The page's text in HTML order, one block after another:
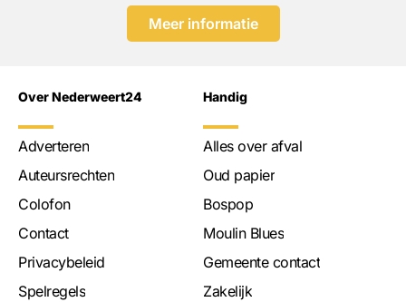
Meer informatie
Over Nederweert24
Adverteren
Auteursrechten
Colofon
Contact
Privacybeleid
Spelregels
Handig
Alles over afval
Oud papier
Bospop
Moulin Blues
Gemeente contact
Zakelijk